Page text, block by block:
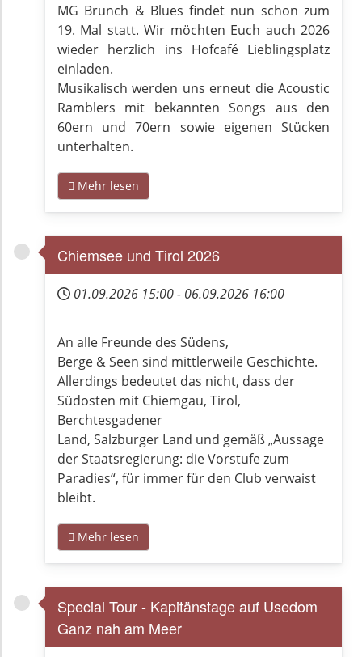
MG Brunch & Blues findet nun schon zum
19. Mal statt. Wir möchten Euch auch 2026
wieder herzlich ins Hofcafé Lieblingsplatz
einladen.
Musikalisch werden uns erneut die Acoustic
Ramblers mit bekannten Songs aus den
60ern und 70ern sowie eigenen Stücken
unterhalten.
Mehr lesen
Chiemsee und Tirol 2026
01.09.2026 15:00- 06.09.2026 16:00
An alle Freunde des Südens,
Berge & Seen sind mittlerweile Geschichte.
Allerdings bedeutet das nicht, dass der
Südosten mit Chiemgau, Tirol,
Berchtesgadener
Land, Salzburger Land und gemäß „Aussage
der Staatsregierung: die Vorstufe zum
Paradies“, für immer für den Club verwaist
bleibt.
Mehr lesen
Special Tour - Kapitänstage auf Usedom
Ganz nah am Meer